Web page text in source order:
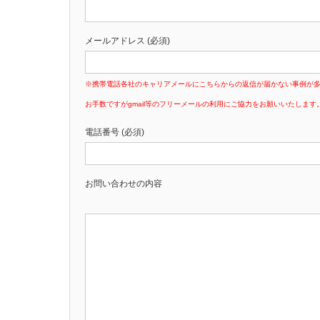
メールアドレス (必須)
※携帯電話各社のキャリアメールにこちらからの返信が届かない事例が多
お手数ですがgmail等のフリーメールの利用にご協力をお願いいたします。
電話番号 (必須)
お問い合わせの内容